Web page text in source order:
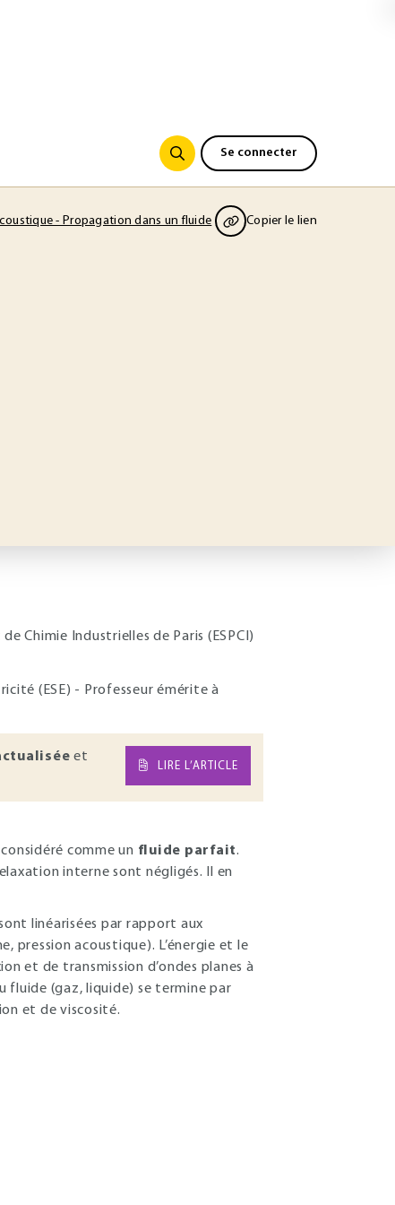
Se connecter
- Propagation dans un fluide Copier le lien
Chimie Industrielles de Paris (ESPCI)
(ESE) - Professeur émérite à
et
LIRE L’ARTICLE
comme un fluide parfait.
interne sont négligés. Il en
linéarisées par rapport aux
pression acoustique). L’énergie et le
et de transmission d’ondes planes à
fluide (gaz, liquide) se termine par
et de viscosité.